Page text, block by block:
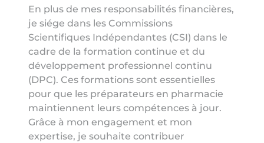
En plus de mes responsabilités financières,
je siége dans les Commissions
Scientifiques Indépendantes (CSI) dans le
cadre de la formation continue et du
développement professionnel continu
(DPC). Ces formations sont essentielles
pour que les préparateurs en pharmacie
maintiennent leurs compétences à jour.
Grâce à mon engagement et mon
expertise, je souhaite contribuer